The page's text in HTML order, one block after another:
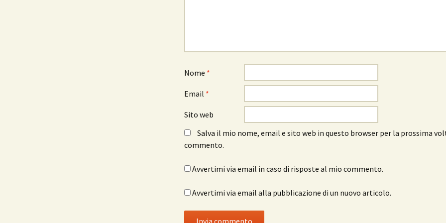
Nome *
Email *
Sito web
Salva il mio nome, email e sito web in questo browser per la prossima
commento.
Avvertimi via email in caso di risposte al mio commento.
Avvertimi via email alla pubblicazione di un nuovo articolo.